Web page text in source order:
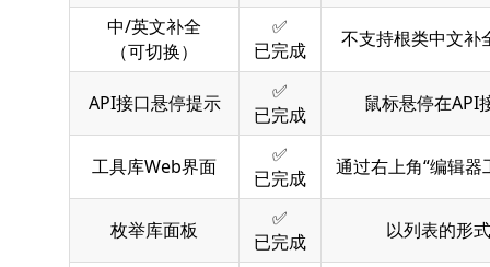
中/英文补全
（可切换）
✅
已完成
不支持根类中文补
API接口悬停提示
✅
已完成
鼠标悬停在API
工具库Web界面
✅
已完成
通过右上角“编辑
枚举库面板
✅
已完成
以列表的形